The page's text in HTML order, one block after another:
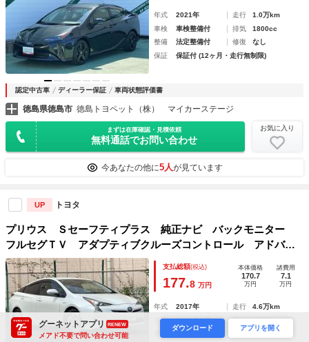
年式 2021年 走行
1.0万km
車検
車検整備付 排気
1800cc
整備
法定整備付 修復
なし
保証
保証付 (12ヶ月・走行無制限)
認定中古車 ディーラー保証 車両状態評価書
徳島県徳島市 徳島トヨペット（株） マイカーステージ
まずは在庫確認・見積依頼
無料通話でお問い合わせ
お気に入り
今あなたの他に5人が見ています
UP トヨタ
プリウス Ｓセーフティプラス 純正ナビ バックモニター
フルセグＴＶ アダプティブクルーズコントロール アドバン
スドパーク ヘッドアップディスプレイ プリクラッシュセー
フティシステム ドライブレコーダー ＨＤＭＩ入力端子
支払総額(税込)
177.8 万円
本体価格
170.7
万円
諸費用
7.1
万円
年式 2017年 走行
4.6万km
車検
2028年1月 排気
1800cc
法定整備付 修復 なし
グーネットアプリ RENEW
メアド不要で問い合わせ可能
ダウンロード アプリを開く